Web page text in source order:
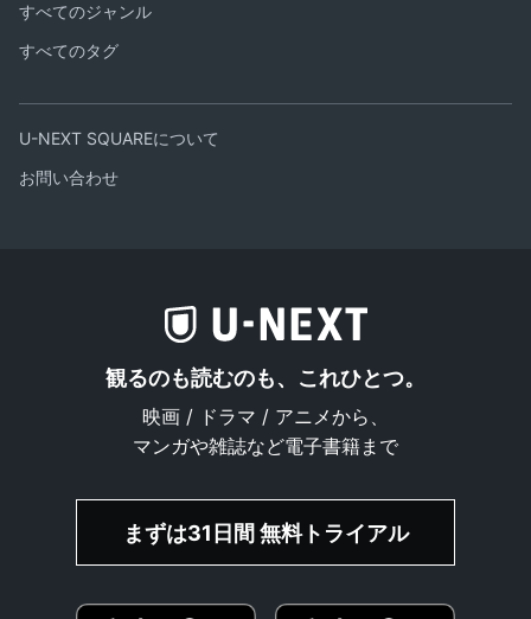
すべてのジャンル
すべてのタグ
U-NEXT SQUAREについて
お問い合わせ
観るのも読むのも、これひとつ。
映画 / ドラマ / アニメから、
マンガや雑誌など電子書籍まで
まずは31日間 無料トライアル